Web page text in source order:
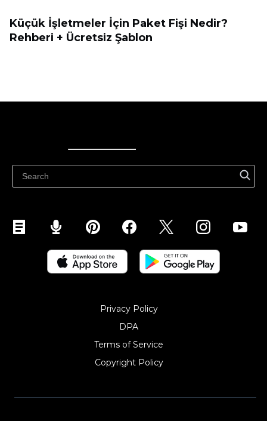
Küçük İşletmeler İçin Paket Fişi Nedir?
Rehberi + Ücretsiz Şablon
Privacy Policy
DPA
Terms of Service
Copyright Policy‎